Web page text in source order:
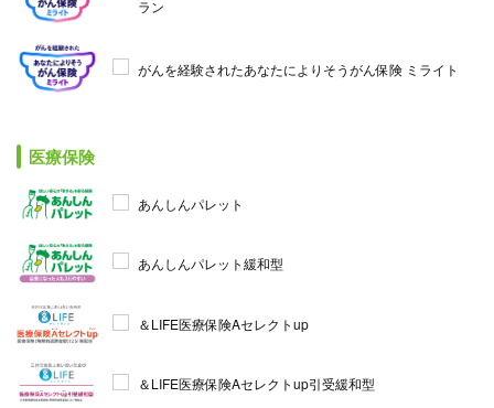
ラン
がんを経験されたあなたによりそうがん保険 ミライト
医療保険
あんしんパレット
あんしんパレット緩和型
＆LIFE医療保険Aセレクトup
＆LIFE医療保険Aセレクトup引受緩和型